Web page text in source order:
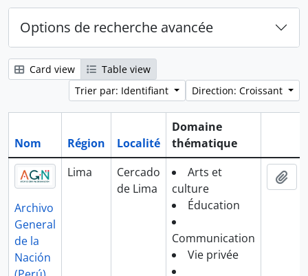
Options de recherche avancée
Card view
Table view
Trier par: Identifiant
Direction: Croissant
Nom Région Localité
Domaine
thématique
Archivo
General
de la
Nación
Lima
Cercado
de Lima
Arts et
culture
Éducation
Communication
Vie privée